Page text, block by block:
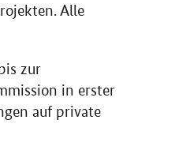
Alle
zur
in erster
auf private